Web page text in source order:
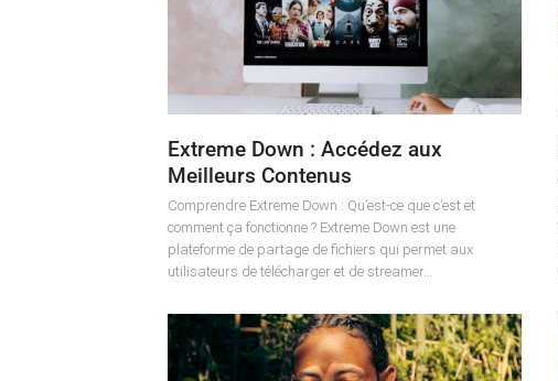
Extreme Down : Accédez aux
Meilleurs Contenus
Comprendre Extreme Down : Qu’est-ce que c’est et
comment ça fonctionne ? Extreme Down est une
plateforme de partage de fichiers qui permet aux
utilisateurs de télécharger et de streamer…